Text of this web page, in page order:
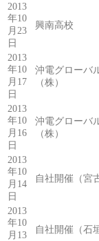
2013
年10
月23
日
興南高校
2013
年10
月17
日
沖電グローバ
（株）
2013
年10
月16
日
沖電グローバ
（株）
2013
年10
月14
日
自社開催（宮
2013
年10
月13
自社開催（石